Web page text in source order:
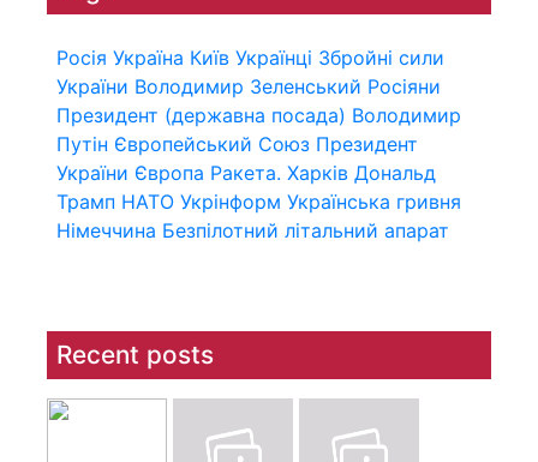
Росія Україна Київ Українці Збройні сили
України Володимир Зеленський Росіяни
Президент (державна посада) Володимир
Путін Європейський Союз Президент
України Європа Ракета. Харків Дональд
Трамп НАТО Укрінформ Українська гривня
Німеччина Безпілотний літальний апарат
Recent posts